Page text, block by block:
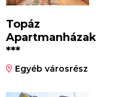
Topáz
Apartmanházak
***
Egyéb városrész